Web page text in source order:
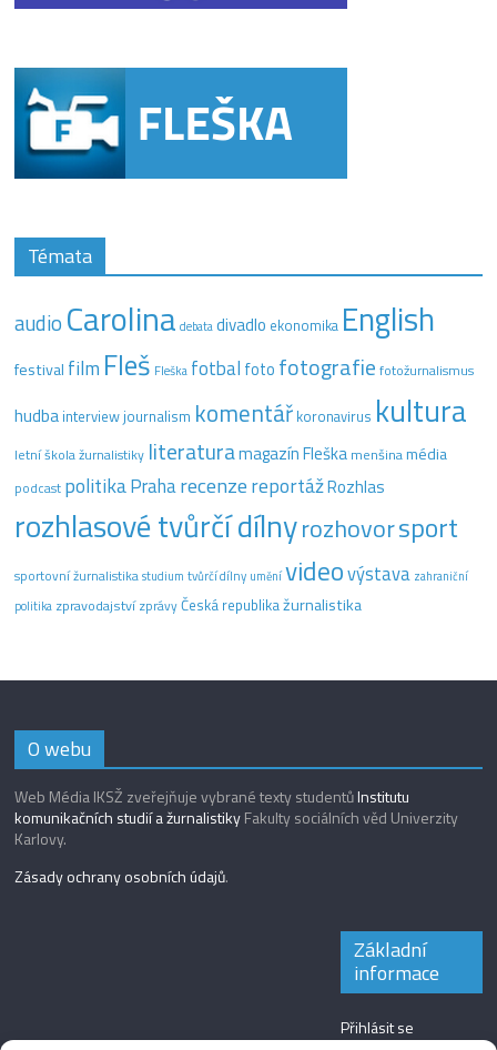
Témata
audio Carolina debata divadlo ekonomika English
festival film Fleš Fleška fotbal foto fotografie fotožurnalismus
hudba interview journalism komentář koronavirus kultura
letní škola žurnalistiky literaturamagazín Fleška menšinamédia
podcast politikaPraharecenzereportážRozhlas
rozhlasové tvůrčí dílnyrozhovorsport
sportovní žurnalistika studium tvůrčí dílny uměnívideovýstava zahraniční
politika zpravodajstvízprávyČeská republikažurnalistika
O webu
Web Média IKSŽ zveřejňuje vybrané texty studentůInstitutu
komunikačních studií a žurnalistikyFakulty sociálních věd Univerzity
Karlovy.
Zásady ochrany osobních údajů.
Základní
informace
Přihlásit se